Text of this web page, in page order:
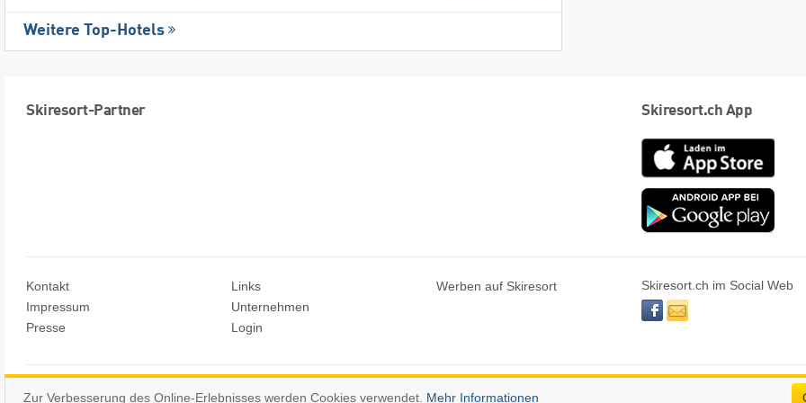
Weitere Top-Hotels
Skiresort-Partner Skiresort.ch App
App
Store
Kontakt
Impressum
Presse
Links
Unternehmen
Login
Werben auf Skiresort
Skiresort.ch im Social Web
facebooknewsletter
© Skiresort Service International GmbH. Alle Rechte vorbehalten.
Zur Verbesserung des Online-Erlebnisses werden Cookies verwendet. Mehr Informationen